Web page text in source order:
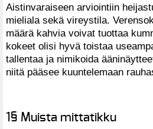
Aistinvaraiseen arviointiin
mieliala sekä vireystila.
määrä kahvia voivat tuottaa
kokeet olisi hyvä toistaa
tallentaa ja nimikoida
niitä pääsee kuuntelemaan
1§ Muista mittatikku